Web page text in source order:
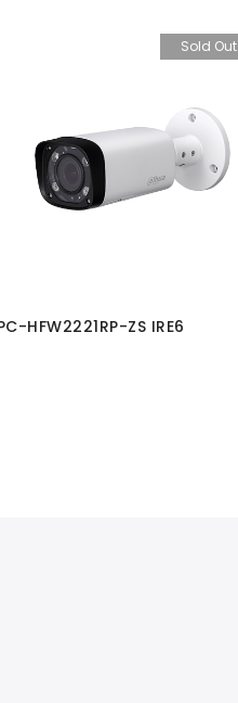
Sold Out
HFW2221RP-ZS IRE6